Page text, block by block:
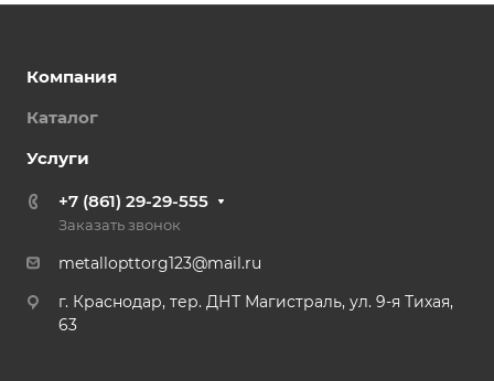
Компания
Каталог
Услуги
+7 (861) 29-29-555
Заказать звонок
metallopttorg123@mail.ru
г. Краснодар, тер. ДНТ Магистраль, ул. 9-я Тихая,
63